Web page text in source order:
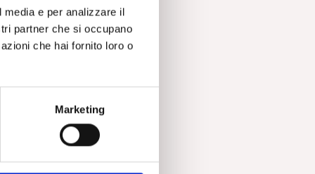
e per analizzare il
partner che si occupano
che hai fornito loro o
Marketing